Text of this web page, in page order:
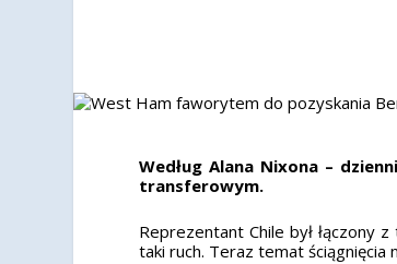
Według Alana Nixona –
transferowym.
Reprezentant Chile był łączony
taki ruch. Teraz temat ściągnięcia